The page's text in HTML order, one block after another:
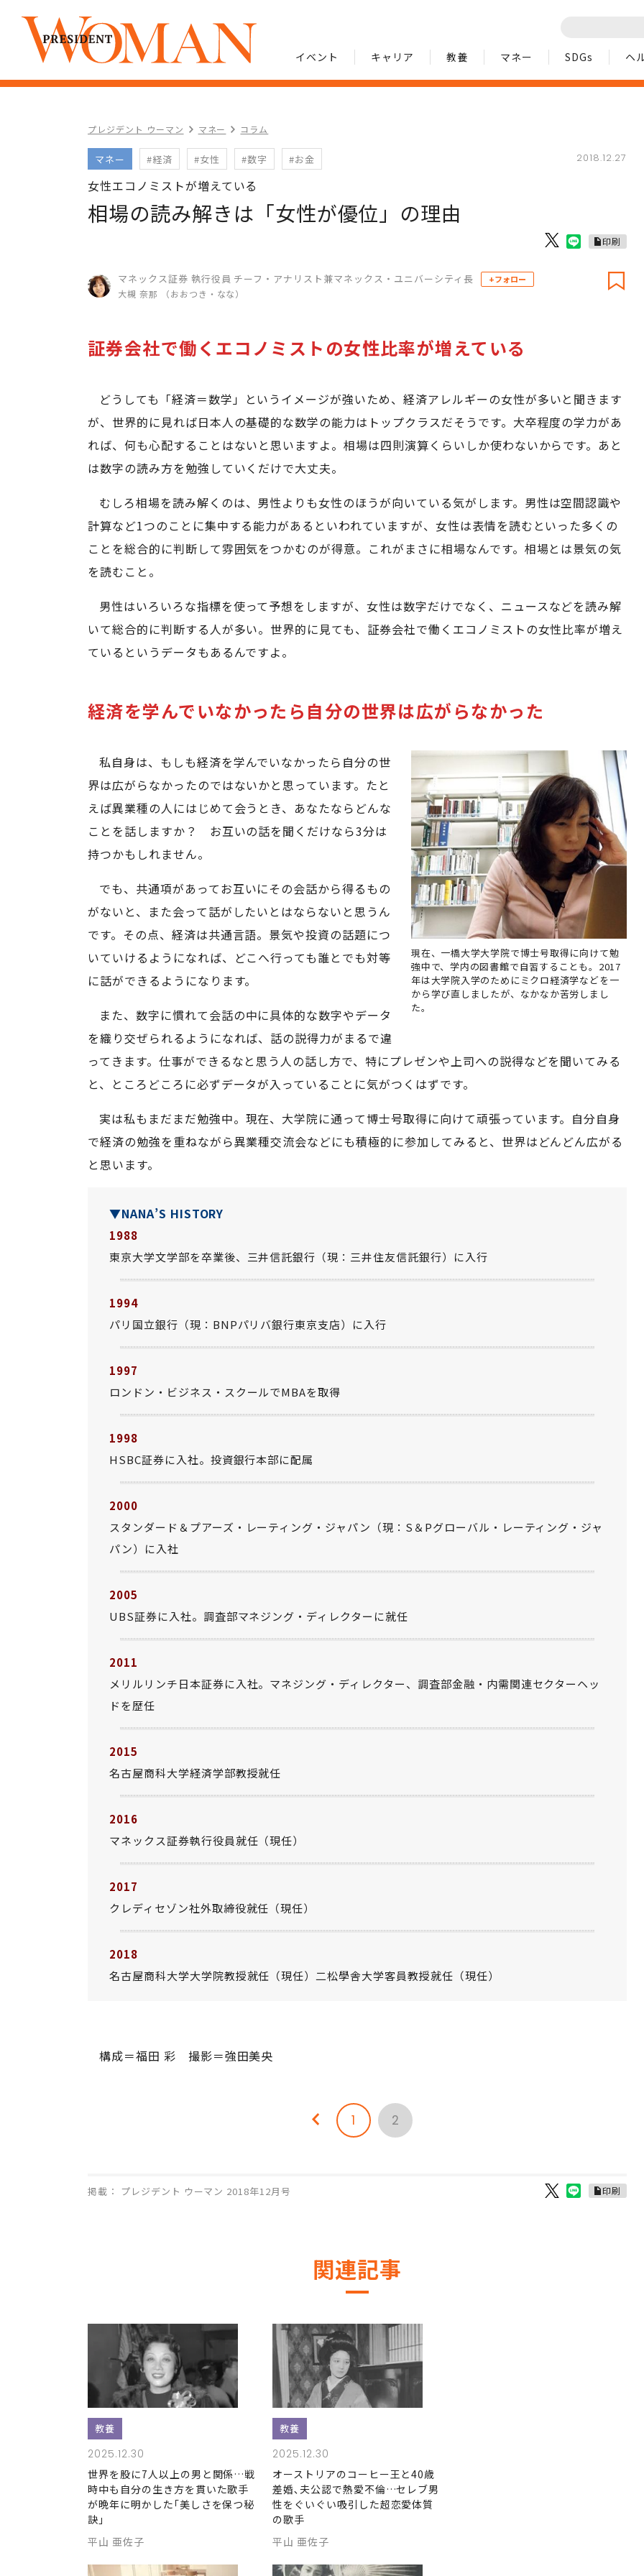
イベント キャリア 教養 マネー SDGs ヘ
プレジデント ウーマン マネー コラム
マネー #経済 #女性 #数字 #お金 2018.12.27
女性エコノミストが増えている
相場の読み解きは「女性が優位」の理由
印刷
マネックス証券 執行役員 チーフ・アナリスト兼マネックス・ユニバーシティ長
大槻 奈那 （おおつき・なな）
+フォロー
証券会社で働くエコノミストの女性比率が増えている
どうしても「経済＝数学」というイメージが強いため、経済アレルギーの女性が多いと聞きます
が、世界的に見れば日本人の基礎的な数学の能力はトップクラスだそうです。大卒程度の学力があ
れば、何も心配することはないと思いますよ。相場は四則演算くらいしか使わないからです。あと
は数字の読み方を勉強していくだけで大丈夫。
むしろ相場を読み解くのは、男性よりも女性のほうが向いている気がします。男性は空間認識や
計算など1つのことに集中する能力があるといわれていますが、女性は表情を読むといった多くの
ことを総合的に判断して雰囲気をつかむのが得意。これがまさに相場なんです。相場とは景気の気
を読むこと。
男性はいろいろな指標を使って予想をしますが、女性は数字だけでなく、ニュースなどを読み解
いて総合的に判断する人が多い。世界的に見ても、証券会社で働くエコノミストの女性比率が増え
ているというデータもあるんですよ。
経済を学んでいなかったら自分の世界は広がらなかった
現在、一橋大学大学院で博士号取得に向けて勉
強中で、学内の図書館で自習することも。2017
年は大学院入学のためにミクロ経済学などを一
から学び直しましたが、なかなか苦労しまし
た。
私自身は、もしも経済を学んでいなかったら自分の世
界は広がらなかったのではないかと思っています。たと
えば異業種の人にはじめて会うとき、あなたならどんな
ことを話しますか？ お互いの話を聞くだけなら3分は
持つかもしれません。
でも、共通項があってお互いにその会話から得るもの
がないと、また会って話がしたいとはならないと思うん
です。その点、経済は共通言語。景気や投資の話題につ
いていけるようになれば、どこへ行っても誰とでも対等
に話ができるようになります。
また、数字に慣れて会話の中に具体的な数字やデータ
を織り交ぜられるようになれば、話の説得力がまるで違
ってきます。仕事ができるなと思う人の話し方で、特にプレゼンや上司への説得などを聞いてみる
と、ところどころに必ずデータが入っていることに気がつくはずです。
実は私もまだまだ勉強中。現在、大学院に通って博士号取得に向けて頑張っています。自分自身
で経済の勉強を重ねながら異業種交流会などにも積極的に参加してみると、世界はどんどん広がる
と思います。
▼NANA’S HISTORY
1988
東京大学文学部を卒業後、三井信託銀行（現：三井住友信託銀行）に入行
1994
パリ国立銀行（現：BNPパリバ銀行東京支店）に入行
1997
ロンドン・ビジネス・スクールでMBAを取得
1998
HSBC証券に入社。投資銀行本部に配属
2000
スタンダード＆プアーズ・レーティング・ジャパン（現：S＆Pグローバル・レーティング・ジャ
パン）に入社
2005
UBS証券に入社。調査部マネジング・ディレクターに就任
2011
メリルリンチ日本証券に入社。マネジング・ディレクター、調査部金融・内需関連セクターヘッ
ドを歴任
2015
名古屋商科大学経済学部教授就任
2016
マネックス証券執行役員就任（現任）
2017
クレディセゾン社外取締役就任（現任）
2018
名古屋商科大学大学院教授就任（現任）二松學舎大学客員教授就任（現任）
構成＝福田 彩 撮影＝強田美央
1 2
掲載： プレジデント ウーマン 2018年12月号 印刷
関連記事
教養
2025.12.30
世界を股に7人以上の男と関係…戦
時中も自分の生き方を貫いた歌手
が晩年に明かした｢美しさを保つ秘
訣｣
平山 亜佐子
教養
2025.12.30
オーストリアのコーヒー王と40歳
差婚､夫公認で熱愛不倫…セレブ男
性をぐいぐい吸引した超恋愛体質
の歌手
平山 亜佐子